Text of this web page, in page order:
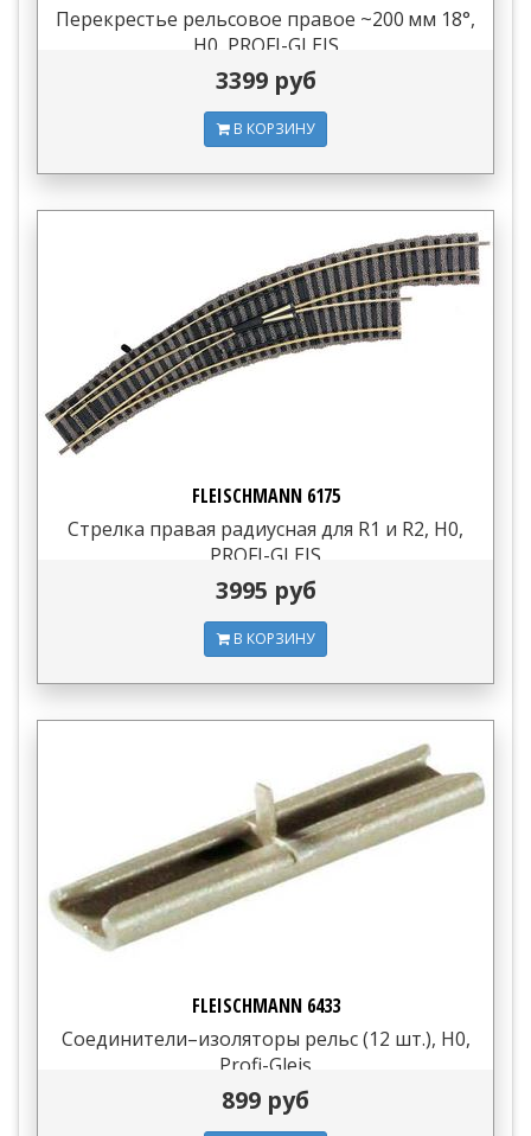
Перекрестье рельсовое правое ~200 мм 18°,
H0, PROFI-GLEIS
3399 руб
В КОРЗИНУ
FLEISCHMANN 6175
Стрелка правая радиусная для R1 и R2, H0,
PROFI-GLEIS
3995 руб
В КОРЗИНУ
FLEISCHMANN 6433
Соединители–изоляторы рельс (12 шт.), H0,
Profi-Gleis
899 руб